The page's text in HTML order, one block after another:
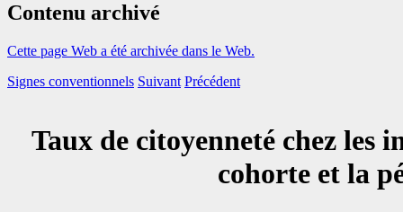
Contenu archivé
Cette page Web a été archivée dans le Web.
Signes conventionnels Suivant Précédent
Taux de citoyenneté chez les
cohorte et la